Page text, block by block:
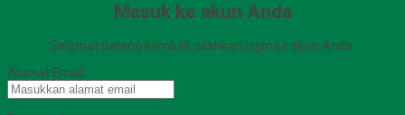
Masuk ke akun Anda
Selamat datang kembali, silahkan login ke akun Anda.
Alamat Email